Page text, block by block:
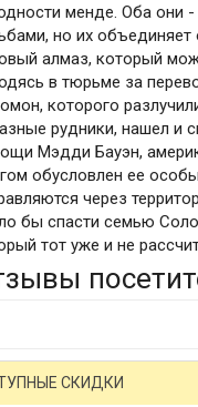
менде. Оба они
но их
алмаз, который
в тюрьме за
которого
рудники, нашел и
Мэдди Бауэн,
обусловлен ее
через
бы спасти семью
тот уже и не
СКИДКИ